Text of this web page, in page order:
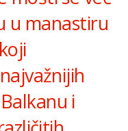
u manastiru
i